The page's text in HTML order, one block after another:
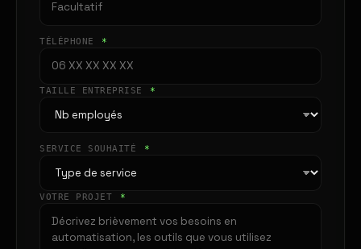
TÉLÉPHONE *
TAILLE ENTREPRISE *
SERVICE SOUHAITÉ *
VOTRE PROJET *